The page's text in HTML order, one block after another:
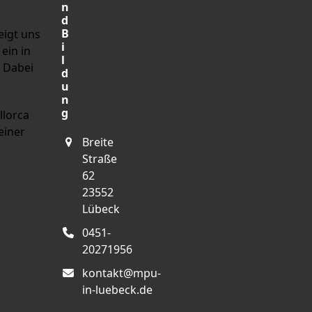
uns
in
n
d
B
i
l
d
u
n
g
Breite
Straße
62
23552
Lübeck
0451-
20271956
kontakt@mpu-
in-luebeck.de